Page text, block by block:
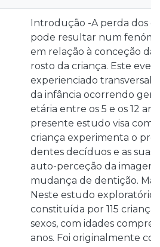
Introdução -A perda dos
pode resultar num
em relação à conceção
rosto da criança. Este
experienciado
da infância ocorrendo
etária entre os 5 e os 12
presente estudo visa
criança experimenta o
dentes decíduos e as suas
auto-perceção da
mudança de dentição.
Neste estudo exploratório,
constituída por 115
sexos, com idades
anos. Foi originalmente